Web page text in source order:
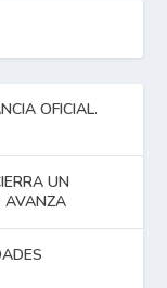
OFICIAL.
UN
AVANZA